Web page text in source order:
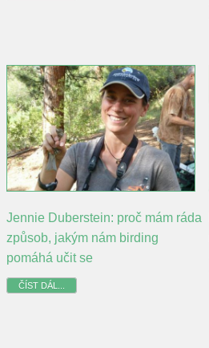
Jennie Duberstein: proč mám ráda
způsob, jakým nám birding
pomáhá učit se
ČÍST DÁL...